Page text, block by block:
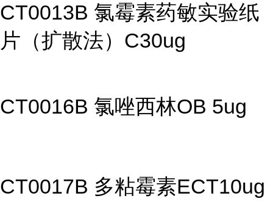
CT0013B 氯霉素药敏实验纸
片（扩散法）C30ug
CT0016B 氯唑西林OB 5ug
CT0017B 多粘霉素ECT10ug